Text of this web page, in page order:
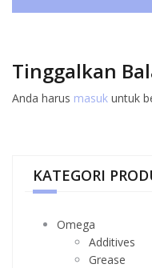
Tinggalkan
Anda harus masuk untuk
KATEGORI
Omega
Additives
Grease